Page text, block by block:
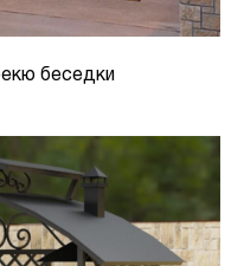
беседки